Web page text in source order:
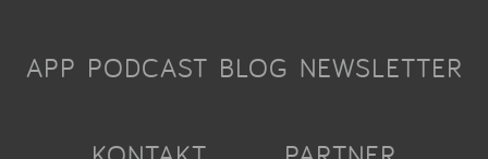
APP PODCAST BLOG NEWSLETTER